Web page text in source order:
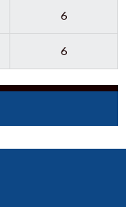
6
6